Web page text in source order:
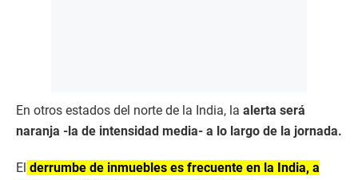
En otros estados del norte de la India, la alerta será
naranja -la de intensidad media- a lo largo de la jornada.
El derrumbe de inmuebles es frecuente en la India, a